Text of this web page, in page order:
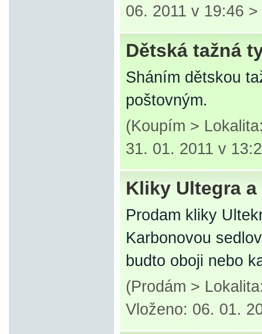
06. 2011 v 19:46 >
Dětská tažná
Sháním dětskou
poštovným.
(Koupím >
31. 01. 2011 v
Kliky Ultegra
Prodam kliky
Karbonovou
budto oboji nebo
(Prodám >
Vloženo: 06. 01.